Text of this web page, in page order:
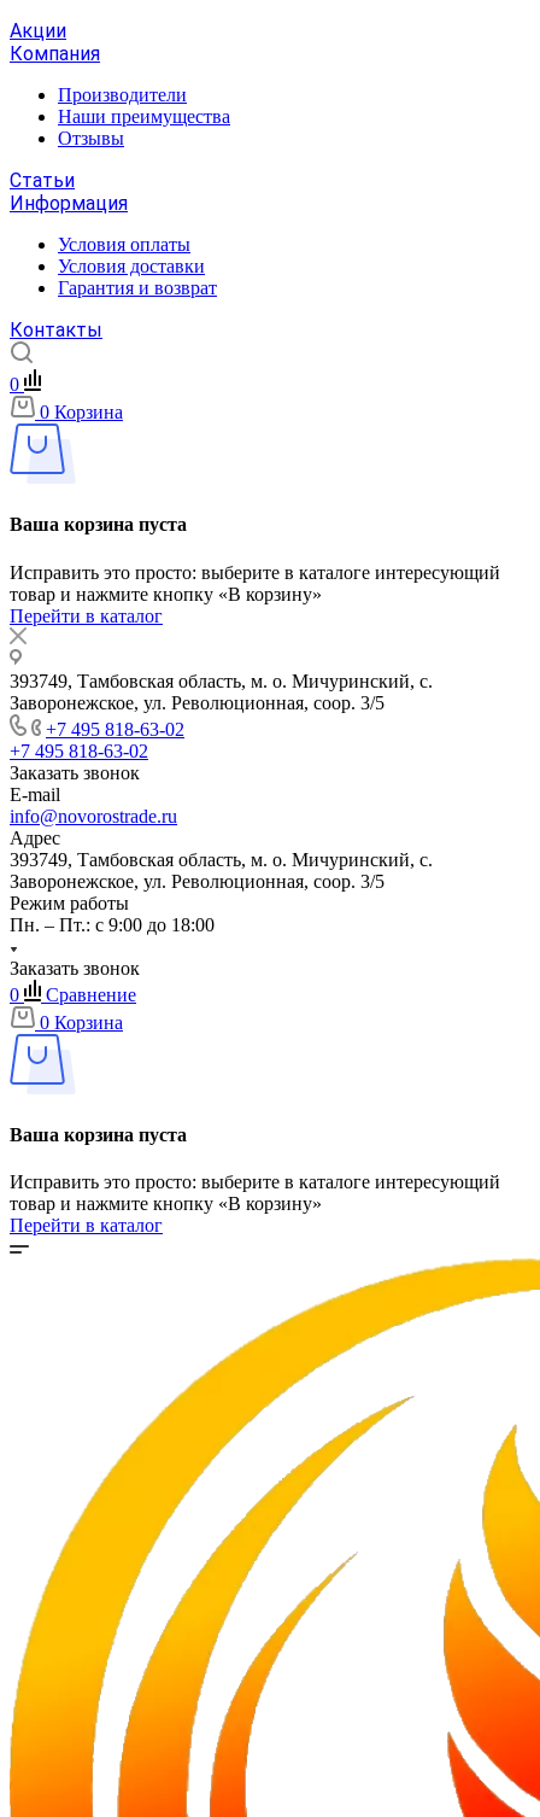
Акции
Компания
Производители
Наши преимущества
Отзывы
Статьи
Информация
Условия оплаты
Условия доставки
Гарантия и возврат
Контакты
0
0 Корзина
Ваша корзина пуста
Исправить это просто: выберите в каталоге интересующий
товар и нажмите кнопку «В корзину»
Перейти в каталог
393749, Тамбовская область, м. о. Мичуринский, с.
Заворонежское, ул. Революционная, соор. 3/5
+7 495 818-63-02
+7 495 818-63-02
Заказать звонок
E-mail
info@novorostrade.ru
Адрес
393749, Тамбовская область, м. о. Мичуринский, с.
Заворонежское, ул. Революционная, соор. 3/5
Режим работы
Пн. – Пт.: с 9:00 до 18:00
Заказать звонок
0
Сравнение
0 Корзина
Ваша корзина пуста
Исправить это просто: выберите в каталоге интересующий
товар и нажмите кнопку «В корзину»
Перейти в каталог